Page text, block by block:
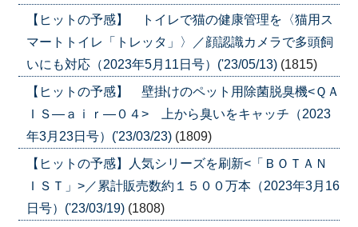
【ヒットの予感】 トイレで猫の健康管理を〈猫用ス
マートトイレ「トレッタ」〉／顔認識カメラで多頭飼
いにも対応（2023年5月11日号）('23/05/13) (1815)
【ヒットの予感】 壁掛けのペット用除菌脱臭機<ＱＡ
ＩＳ―ａｉｒ―０４> 上から臭いをキャッチ（2023
年3月23日号）('23/03/23) (1809)
【ヒットの予感】人気シリーズを刷新<「ＢＯＴＡＮ
ＩＳＴ」>／累計販売数約１５００万本（2023年3月16
日号）('23/03/19) (1808)